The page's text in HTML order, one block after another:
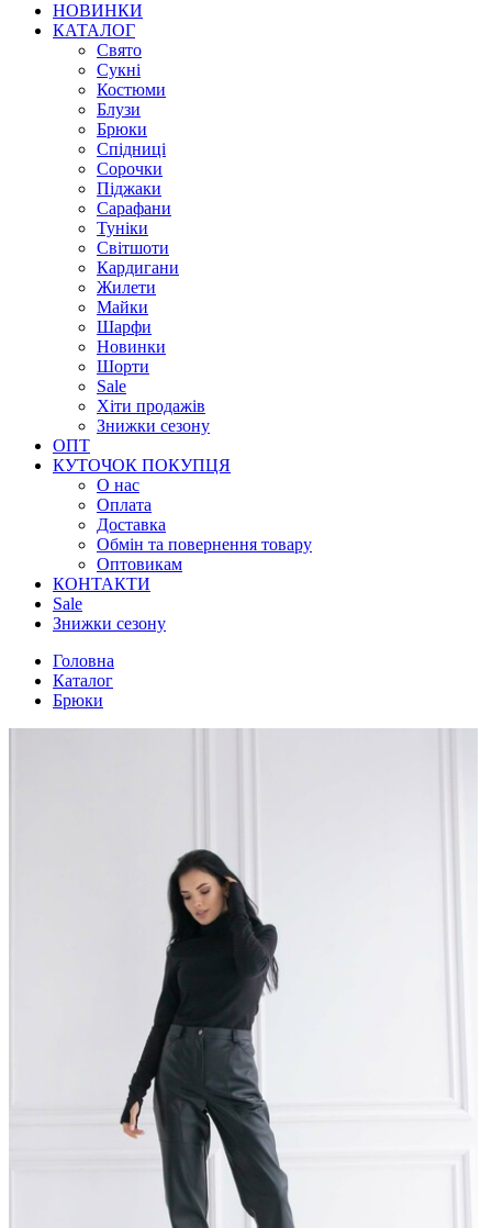
НОВИНКИ
КАТАЛОГ
Свято
Сукні
Костюми
Блузи
Брюки
Спідниці
Сорочки
Піджаки
Сарафани
Туніки
Світшоти
Кардигани
Жилети
Майки
Шарфи
Новинки
Шорти
Sale
Хіти продажів
Знижки сезону
ОПТ
КУТОЧОК ПОКУПЦЯ
О нас
Оплата
Доставка
Обмін та повернення товару
Оптовикам
КОНТАКТИ
Sale
Знижки сезону
Головна
Каталог
Брюки